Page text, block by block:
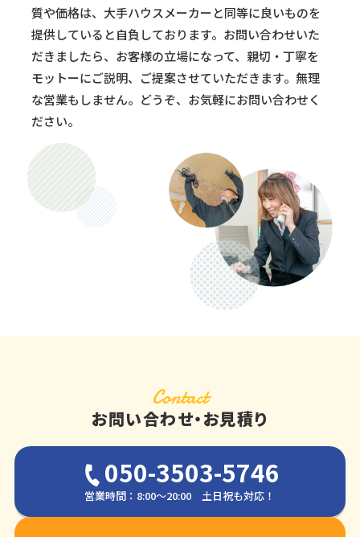
質や価格は、大手ハウスメーカーと同等に良いものを
提供していると自負しております。お問い合わせいた
だきましたら、お客様の立場になって、親切・丁寧を
モットーにご説明、ご提案させていただきます。無理
な営業もしません。どうぞ、お気軽にお問い合わせく
ださい。
Contact
お問い合わせ・お見積り
050-3503-5746
営業時間：8:00～20:00 土日祝も対応！